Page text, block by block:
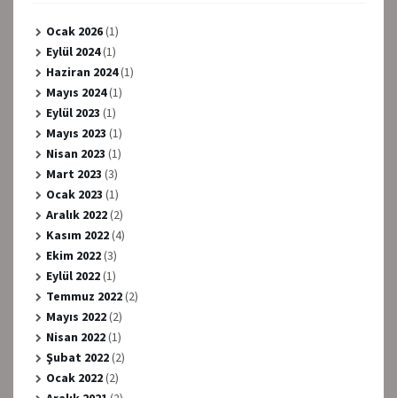
Ocak 2026(1)
Eylül 2024(1)
Haziran 2024(1)
Mayıs 2024(1)
Eylül 2023 (1)
Mayıs 2023 (1)
Nisan 2023 (1)
Mart 2023 (3)
Ocak 2023 (1)
Aralık 2022(2)
Kasım 2022(4)
Ekim 2022(3)
Eylül 2022(1)
Temmuz 2022(2)
Mayıs 2022(2)
Nisan 2022(1)
Şubat 2022(2)
Ocak 2022(2)